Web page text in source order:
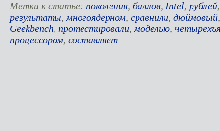
Метки к статье: поколения, баллов, Intel, рублей
результаты,многоядерном, сравнили, дюймовый
Geekbench, протестировали,моделью,
процессором, составляет